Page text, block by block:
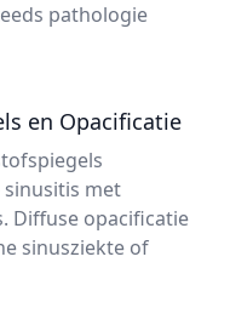
pathologie
en Opacificatie
met
Diffuse opacificatie
sinusziekte of